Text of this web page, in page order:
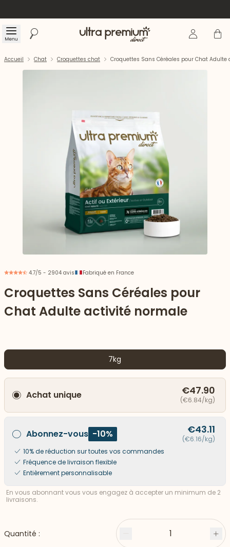
Menu Rechercher Accueil Se Panier
vers le bas
Accueil Chat Croquettes chat Croquettes Sans Céréales pour Chat
4.7/5 - 2904 avis Fabriqué en France
Croquettes Sans Céréales pour
Chat Adulte activité normale
7kg
Achat unique €47.90
(€6.84/kg)
Abonnez-vous -10% €43.11
(€6.16/kg)
10% de réduction sur toutes vos commandes
Fréquence de livraison flexible
Entièrement personnalisable
En vous abonnant vous vous engagez à accepter un minimum de 2
livraisons.
Quantité : Moins 1